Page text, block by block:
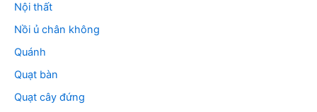
Nội thất
Nồi ủ chân không
Quánh
Quạt bàn
Quạt cây đứng